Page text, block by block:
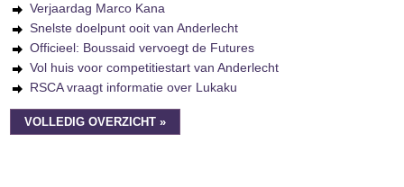
Verjaardag Marco Kana
Snelste doelpunt ooit van Anderlecht
Officieel: Boussaid vervoegt de Futures
Vol huis voor competitiestart van Anderlecht
RSCA vraagt informatie over Lukaku
VOLLEDIG OVERZICHT »